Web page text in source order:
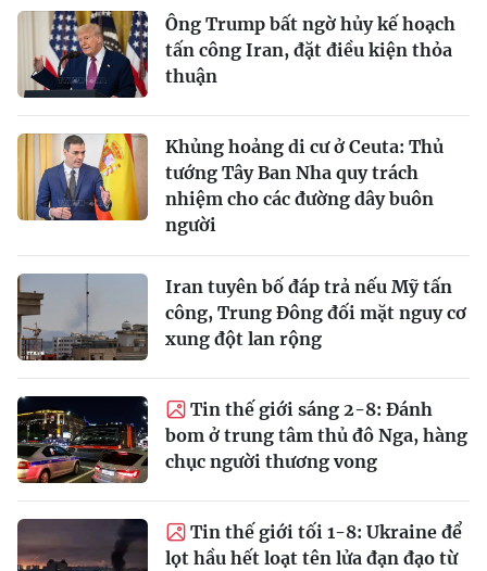
Ông Trump bất ngờ hủy kế hoạch
tấn công Iran, đặt điều kiện thỏa
thuận
Khủng hoảng di cư ở Ceuta: Thủ
tướng Tây Ban Nha quy trách
nhiệm cho các đường dây buôn
người
Iran tuyên bố đáp trả nếu Mỹ tấn
công, Trung Đông đối mặt nguy cơ
xung đột lan rộng
Tin thế giới sáng 2-8: Đánh
bom ở trung tâm thủ đô Nga, hàng
chục người thương vong
Tin thế giới tối 1-8: Ukraine để
lọt hầu hết loạt tên lửa đạn đạo từ